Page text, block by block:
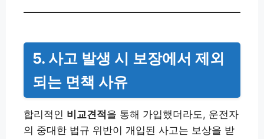
5. 사고 발생 시 보장에서 제외
되는 면책 사유
합리적인 비교견적 을 통해 가입했더라도, 운전자
의 중대한 법규 위반이 개입된 사고는 보상을 받